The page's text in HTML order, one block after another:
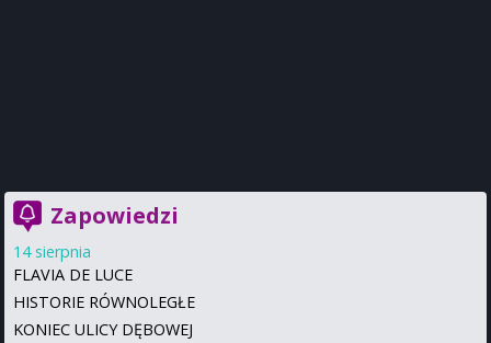
Zapowiedzi
14 sierpnia
FLAVIA DE LUCE
HISTORIE RÓWNOLEGŁE
KONIEC ULICY DĘBOWEJ